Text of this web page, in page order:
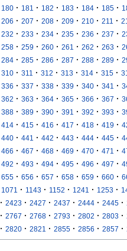
180 · 181 · 182 · 183 · 184 · 185 ·
206 · 207 · 208 · 209 · 210 · 211 ·
232 · 233 · 234 · 235 · 236 · 237 ·
258 · 259 · 260 · 261 · 262 · 263 ·
284 · 285 · 286 · 287 · 288 · 289 ·
310 · 311 · 312 · 313 · 314 · 315 ·
336 · 337 · 338 · 339 · 340 · 341 ·
362 · 363 · 364 · 365 · 366 · 367 ·
388 · 389 · 390 · 391 · 392 · 393 ·
414 · 415 · 416 · 417 · 418 · 419 ·
440 · 441 · 442 · 443 · 444 · 445 ·
466 · 467 · 468 · 469 · 470 · 471 ·
492 · 493 · 494 · 495 · 496 · 497 ·
655 · 656 · 657 · 658 · 659 · 660 ·
1071 · 1143 · 1152 · 1241 · 1253 ·
· 2423 · 2427 · 2437 · 2444 · 2445 ·
· 2767 · 2768 · 2793 · 2802 · 2803 ·
· 2820 · 2821 · 2855 · 2856 · 2857 ·